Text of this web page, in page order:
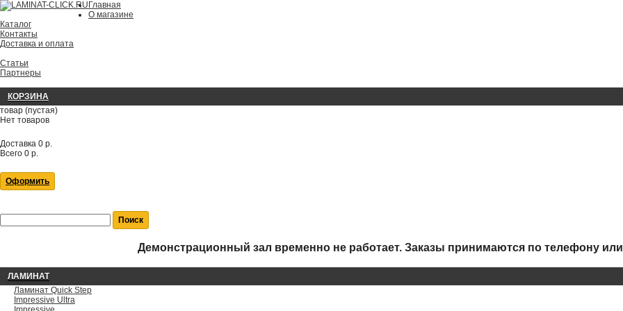
Главная
О магазине
Каталог
Контакты
Доставка и оплата
Статьи
Партнеры
КОРЗИНА
товар (пустая)
Нет товаров
Доставка 0 р.
Всего 0 р.
Оформить
Демонстрационный зал временно не работает. Заказы принимаются по телефону или
ЛАМИНАТ
Ламинат Quick Step
Impressive Ultra